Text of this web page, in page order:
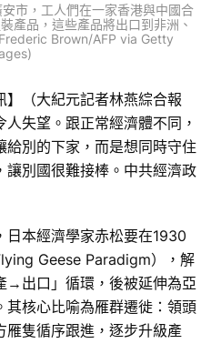
市，工人們在一家香港與中國合
產品，這些產品將出口到非洲、
Brown/AFP via Getty
】（大紀元記者林燕綜合報
失望。跟正常經濟體不同，
給別的下家，而是想同時守住
讓別國很難接棒。中共經濟政
日本經濟學家赤松要在1930
Geese Paradigm），解
出口」循環，後被延伸為亞
核心比喻為雁群遷徙：領頭
雁隻循序跟進，逐步升級產